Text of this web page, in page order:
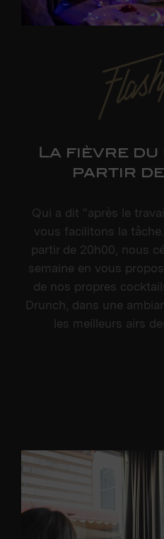
La fièvre du
partir
Qui a dit "après le
vous facilitons la
partir de 20h00, nous
semaine en vous
de nos propres
Drunch, dans une
les meilleurs airs